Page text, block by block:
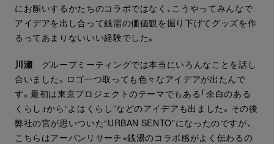
にお願いするかたちのコラボではなく、こうやってみんなで
アイデアを出し合って銭湯の価値観を掘り下げてグッズを作
るってあまりないいい経験でした。
川瀬 グループミーティングでは本当にいろんなことを話し
合いました。ロゴ一つ取っても色々なアイデアが出たんで
す。最初は東京プロジェクトのテーマでもある「余白のある
くらし」から“よはくらし”などのアイデアも出ました。その後
弊社の宮が思いついた“URBAN SENTO”になったのですが、
こちらはアーバンリサーチ×銭湯のコラボ感がよく伝わるの